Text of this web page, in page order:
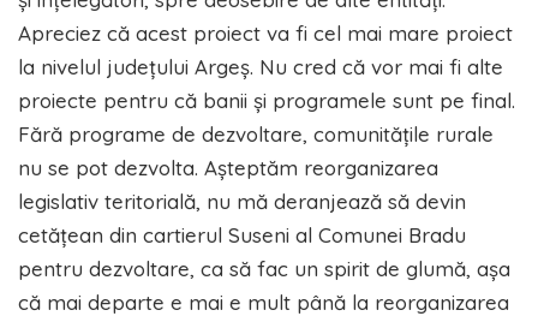
Apreciez că acest proiect va fi cel mai mare proiect
la nivelul județului Argeș. Nu cred că vor mai fi alte
proiecte pentru că banii și programele sunt pe final.
Fără programe de dezvoltare, comunitățile rurale
nu se pot dezvolta. Așteptăm reorganizarea
legislativ teritorială, nu mă deranjează să devin
cetățean din cartierul Suseni al Comunei Bradu
pentru dezvoltare, ca să fac un spirit de glumă, așa
că mai departe e mai e mult până la reorganizarea